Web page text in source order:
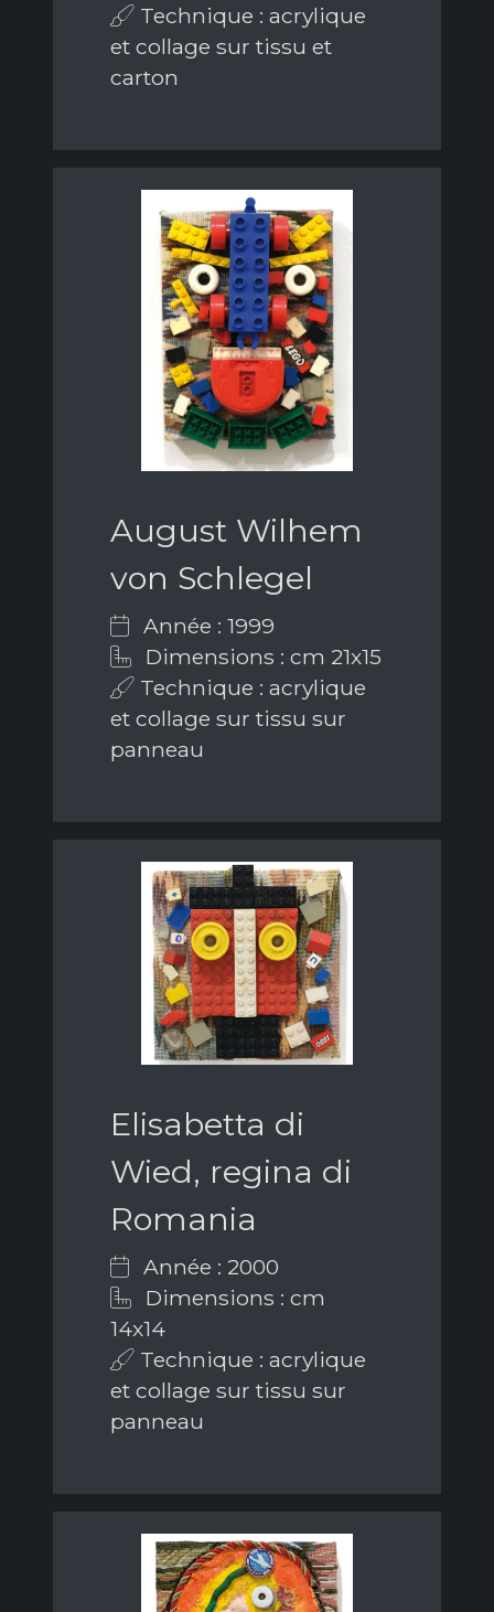
Technique : acrylique
et collage sur tissu et
carton
August Wilhem
von Schlegel
Année : 1999
Dimensions : cm 21x15
Technique : acrylique
et collage sur tissu sur
panneau
Elisabetta di
Wied, regina di
Romania
Année : 2000
Dimensions : cm
14x14
Technique : acrylique
et collage sur tissu sur
panneau